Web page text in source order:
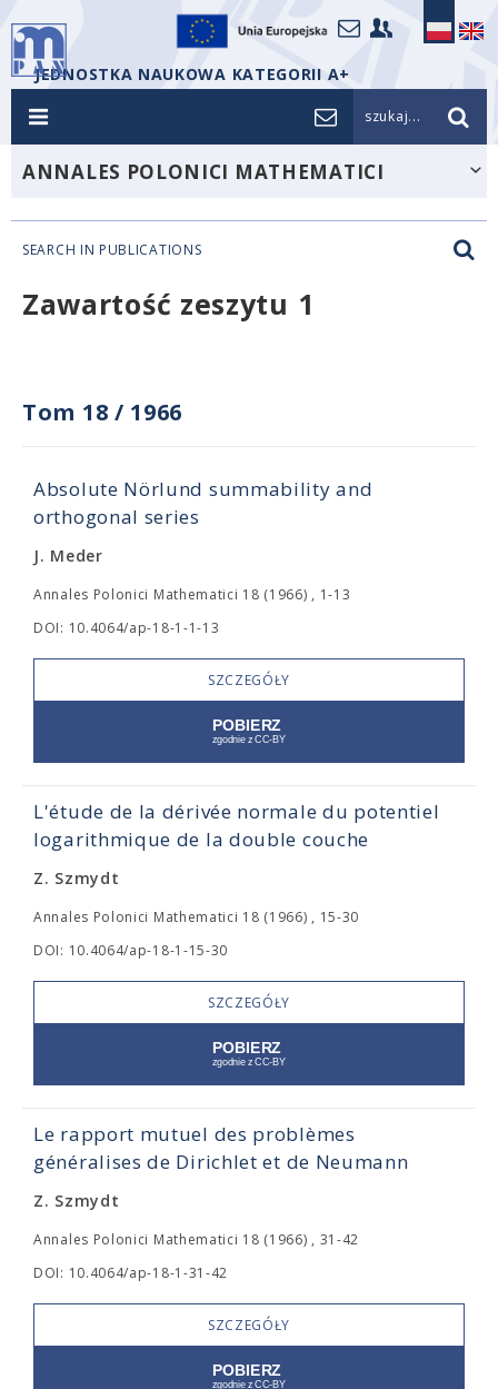
JEDNOSTKA NAUKOWA KATEGORII A+
szukaj...
ANNALES POLONICI MATHEMATICI
SEARCH IN PUBLICATIONS
Zawartość zeszytu 1
Tom 18 / 1966
Absolute Nörlund summability and
orthogonal series
J. Meder
Annales Polonici Mathematici 18 (1966) , 1-13
DOI: 10.4064/ap-18-1-1-13
SZCZEGÓŁY
L'étude de la dérivée normale du potentiel
logarithmique de la double couche
Z. Szmydt
Annales Polonici Mathematici 18 (1966) , 15-30
DOI: 10.4064/ap-18-1-15-30
SZCZEGÓŁY
Le rapport mutuel des problèmes
généralises de Dirichlet et de Neumann
Z. Szmydt
Annales Polonici Mathematici 18 (1966) , 31-42
DOI: 10.4064/ap-18-1-31-42
SZCZEGÓŁY